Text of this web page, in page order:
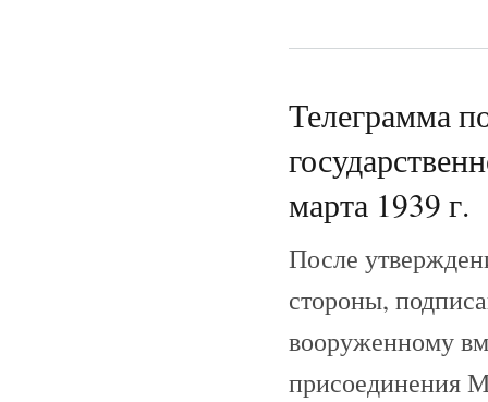
Телеграмма
марта 1939 г.
После
стороны,
вооруженному
присоединения